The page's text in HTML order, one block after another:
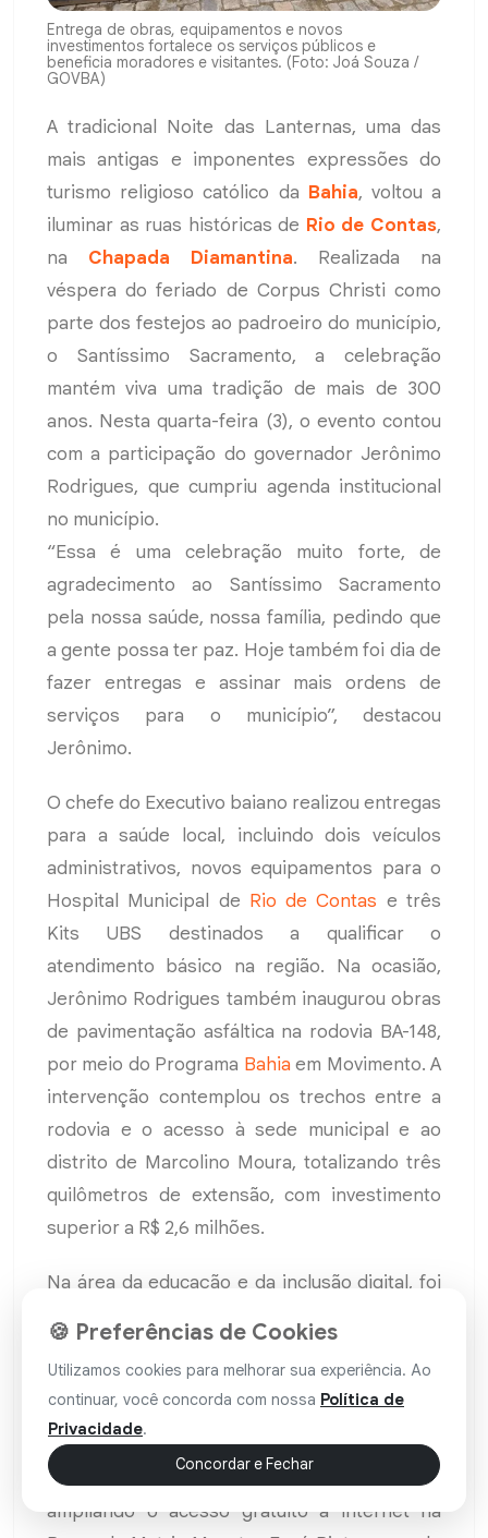
Entrega de obras, equipamentos e novos
investimentos fortalece os serviços públicos e
beneficia moradores e visitantes. (Foto: Joá Souza /
GOVBA)
A tradicional Noite das Lanternas, uma das
mais antigas e imponentes expressões do
turismo religioso católico da Bahia, voltou a
iluminar as ruas históricas de Rio de Contas,
na Chapada Diamantina. Realizada na
véspera do feriado de Corpus Christi como
parte dos festejos ao padroeiro do município,
o Santíssimo Sacramento, a celebração
mantém viva uma tradição de mais de 300
anos. Nesta quarta-feira (3), o evento contou
com a participação do governador Jerônimo
Rodrigues, que cumpriu agenda institucional
no município.
“Essa é uma celebração muito forte, de
agradecimento ao Santíssimo Sacramento
pela nossa saúde, nossa família, pedindo que
a gente possa ter paz. Hoje também foi dia de
fazer entregas e assinar mais ordens de
serviços para o município”, destacou
Jerônimo.
O chefe do Executivo baiano realizou entregas
para a saúde local, incluindo dois veículos
administrativos, novos equipamentos para o
Hospital Municipal de Rio de Contas e três
Kits UBS destinados a qualificar o
atendimento básico na região. Na ocasião,
Jerônimo Rodrigues também inaugurou obras
de pavimentação asfáltica na rodovia BA-148,
por meio do Programa Bahiaem Movimento. A
intervenção contemplou os trechos entre a
rodovia e o acesso à sede municipal e ao
distrito de Marcolino Moura, totalizando três
quilômetros de extensão, com investimento
superior a R$ 2,6 milhões.
Na área da educação e da inclusão digital, foi
Arapiranga, proporcionando mais segurança
e conforto para estudantes e profissionais da
educação. Também foram entregues novos
pontos do Programa Conecta Bahia,
ampliando o acesso gratuito à internet na
🍪 Preferências de Cookies
Utilizamos cookies para melhorar sua experiência. Ao
continuar, você concorda com nossa Política de
Privacidade.
Concordar e Fechar